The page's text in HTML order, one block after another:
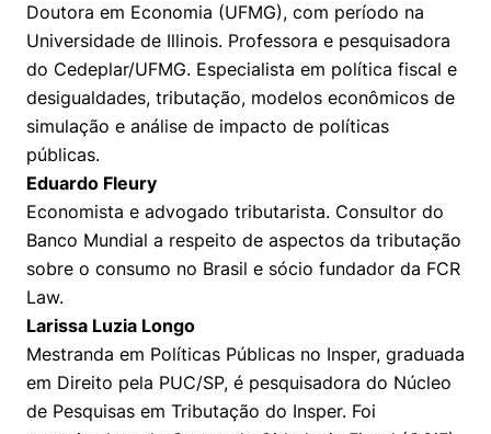
Doutora em Economia (UFMG), com período na
Universidade de Illinois. Professora e pesquisadora
do Cedeplar/UFMG. Especialista em política fiscal e
desigualdades, tributação, modelos econômicos de
simulação e análise de impacto de políticas
públicas.
Eduardo Fleury
Economista e advogado tributarista. Consultor do
Banco Mundial a respeito de aspectos da tributação
sobre o consumo no Brasil e sócio fundador da FCR
Law.
Larissa Luzia Longo
Mestranda em Políticas Públicas no Insper, graduada
em Direito pela PUC/SP, é pesquisadora do Núcleo
de Pesquisas em Tributação do Insper. Foi